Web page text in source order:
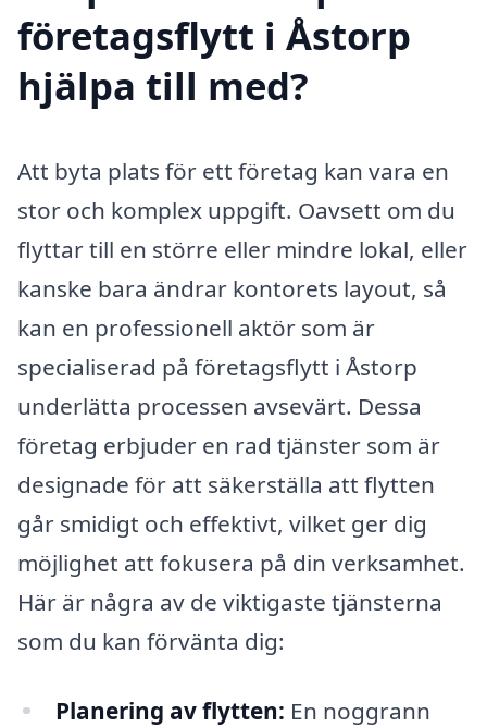
företagsflytt i Åstorp
hjälpa till med?
Att byta plats för ett företag kan vara en
stor och komplex uppgift. Oavsett om du
flyttar till en större eller mindre lokal, eller
kanske bara ändrar kontorets layout, så
kan en professionell aktör som är
specialiserad på företagsflytt i Åstorp
underlätta processen avsevärt. Dessa
företag erbjuder en rad tjänster som är
designade för att säkerställa att flytten
går smidigt och effektivt, vilket ger dig
möjlighet att fokusera på din verksamhet.
Här är några av de viktigaste tjänsterna
som du kan förvänta dig:
Planering av flytten: En noggrann